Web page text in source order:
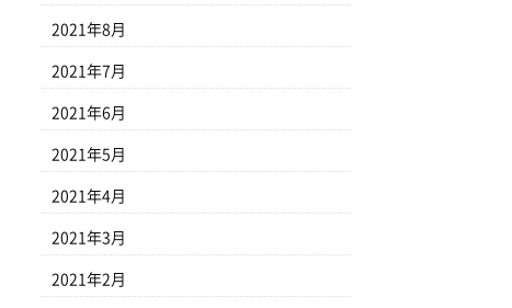
2021年8月
2021年7月
2021年6月
2021年5月
2021年4月
2021年3月
2021年2月